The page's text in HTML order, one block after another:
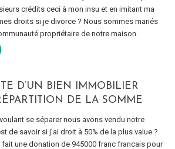
crédits ceci à mon insu et en imitant ma
droits si je divorce ? Nous sommes mariés
propriétaire de notre maison.
D’UN BIEN IMMOBILIER
DE LA SOMME
se séparer nous avons vendu notre
de savoir si j’ai droit à 50% de la plus value ?
fait une donation de 945000 franc francais pour